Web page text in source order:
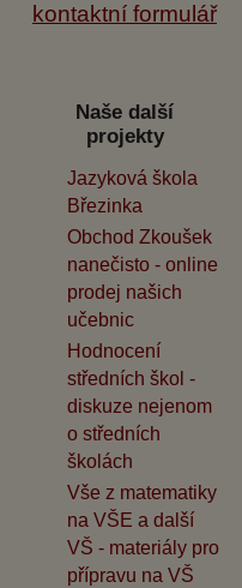
kontaktní formulář
Naše další
projekty
Jazyková škola
Březinka
Obchod Zkoušek
nanečisto - online
prodej našich
učebnic
Hodnocení
středních škol -
diskuze nejenom
o středních
školách
Vše z matematiky
na VŠE a další
VŠ - materiály pro
přípravu na VŠ